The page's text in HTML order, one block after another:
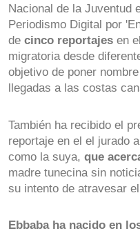
Nacional de la Juventud
Periodismo Digital por
de cinco reportajes en
migratoria desde
objetivo de poner
llegadas a las costas
También ha recibido el
reportaje en el el jurado
como la suya, que
madre tunecina sin
su intento de atravesar
Ebbaba ha nacido en